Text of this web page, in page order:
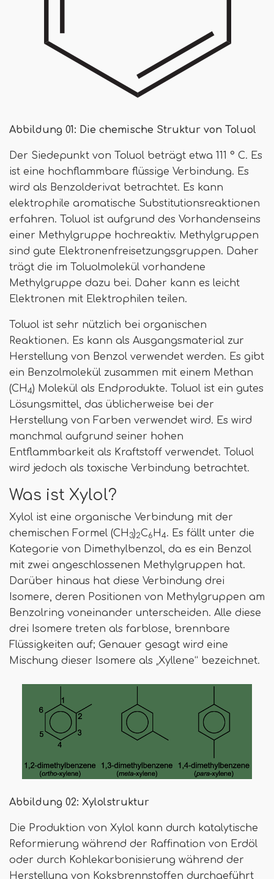
Abbildung 01: Die chemische Struktur von Toluol
Der Siedepunkt von Toluol beträgt etwa 111 ° C. Es
ist eine hochflammbare flüssige Verbindung. Es
wird als Benzolderivat betrachtet. Es kann
elektrophile aromatische Substitutionsreaktionen
erfahren. Toluol ist aufgrund des Vorhandenseins
einer Methylgruppe hochreaktiv. Methylgruppen
sind gute Elektronenfreisetzungsgruppen. Daher
trägt die im Toluolmolekül vorhandene
Methylgruppe dazu bei. Daher kann es leicht
Elektronen mit Elektrophilen teilen.
Toluol ist sehr nützlich bei organischen
Reaktionen. Es kann als Ausgangsmaterial zur
Herstellung von Benzol verwendet werden. Es gibt
ein Benzolmolekül zusammen mit einem Methan
(CH4) Molekül als Endprodukte. Toluol ist ein gutes
Lösungsmittel, das üblicherweise bei der
Herstellung von Farben verwendet wird. Es wird
manchmal aufgrund seiner hohen
Entflammbarkeit als Kraftstoff verwendet. Toluol
wird jedoch als toxische Verbindung betrachtet.
Was ist Xylol?
Xylol ist eine organische Verbindung mit der
chemischen Formel (CH 3)2C6 H4. Es fällt unter die
Kategorie von Dimethylbenzol, da es ein Benzol
mit zwei angeschlossenen Methylgruppen hat.
Darüber hinaus hat diese Verbindung drei
Isomere, deren Positionen von Methylgruppen am
Benzolring voneinander unterscheiden. Alle diese
drei Isomere treten als farblose, brennbare
Flüssigkeiten auf; Genauer gesagt wird eine
Mischung dieser Isomere als „Xyllene“ bezeichnet.
Abbildung 02: Xylolstruktur
Die Produktion von Xylol kann durch katalytische
Reformierung während der Raffination von Erdöl
oder durch Kohlekarbonisierung während der
Herstellung von Koksbrennstoffen durchgeführt